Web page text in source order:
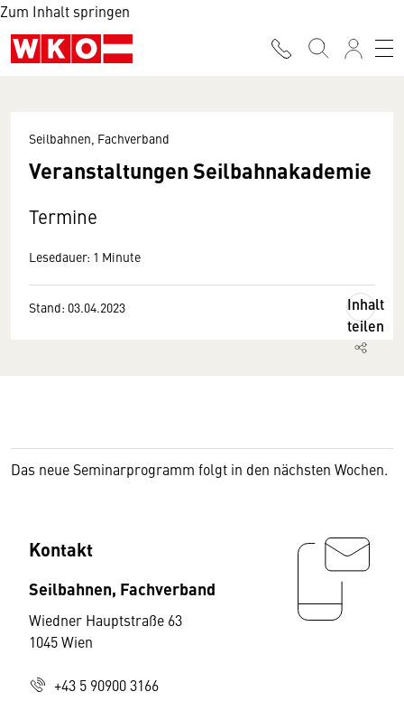
Zum Inhalt springen
Seilbahnen, Fachverband
Veranstaltungen Seilbahnakademie
Termine
Lesedauer: 1 Minute
Stand: 03.04.2023
Inhalt
teilen
Das neue Seminarprogramm folgt in den nächsten Wochen.
Kontakt
Seilbahnen, Fachverband
Wiedner Hauptstraße 63
1045 Wien
+43 5 90900 3166